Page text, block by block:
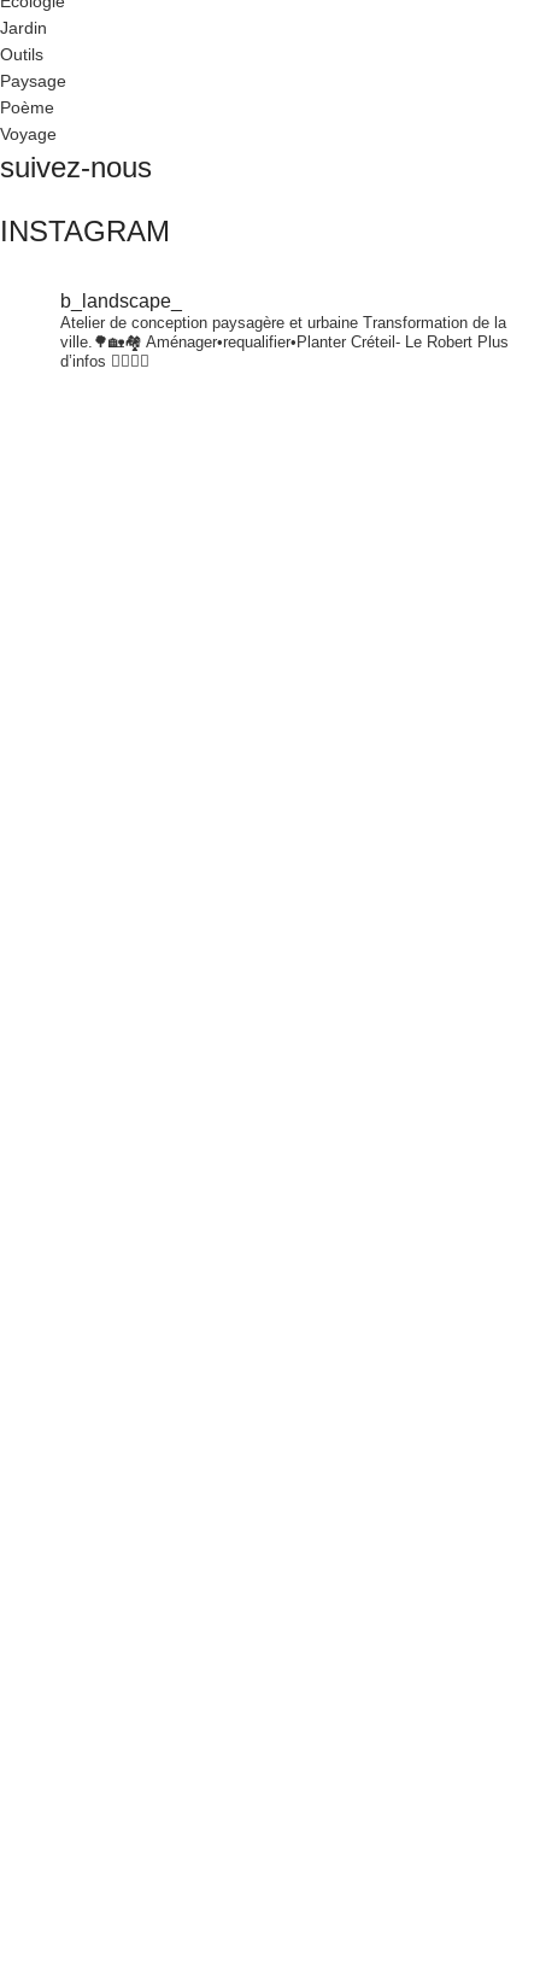
Jardin
Outils
Paysage
Poème
Voyage
suivez-nous
INSTAGRAM
b_landscape_
Atelier de conception paysagère et urbaine Transformation de la
ville.🌳🏡🏘 Aménager•requalifier•Planter Créteil- Le Robert Plus
d’infos 👇🏾👇🏾